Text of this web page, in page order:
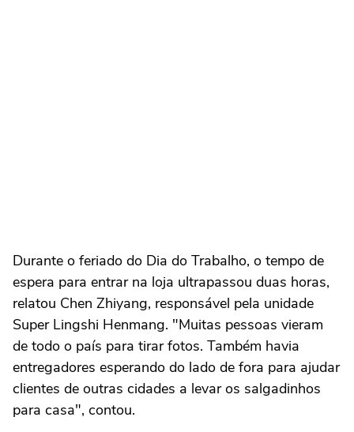
Durante o feriado do Dia do Trabalho, o tempo de
espera para entrar na loja ultrapassou duas horas,
relatou Chen Zhiyang, responsável pela unidade
Super Lingshi Henmang. "Muitas pessoas vieram
de todo o país para tirar fotos. Também havia
entregadores esperando do lado de fora para ajudar
clientes de outras cidades a levar os salgadinhos
para casa", contou.